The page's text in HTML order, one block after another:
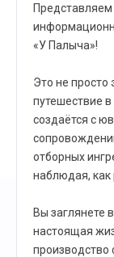
«У Палыча»!
Это не просто
путешествие
создаётся с
отборных
наблюдая,
Вы заглянете
настоящая
производство